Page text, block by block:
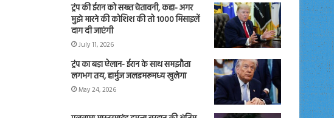
ट्रंप की ईरान को सख्त चेतावनी, कहा- अगर
मुझे मारने की कोशिश की तो 1000 मिसाइलें
दाग दी जाएंगी
July 11, 2026
ट्रंप का बड़ा ऐलान- ईरान के साथ समझौता
लगभग तय, हार्मुज जलडमरूमध्य खुलेगा
May 24, 2026